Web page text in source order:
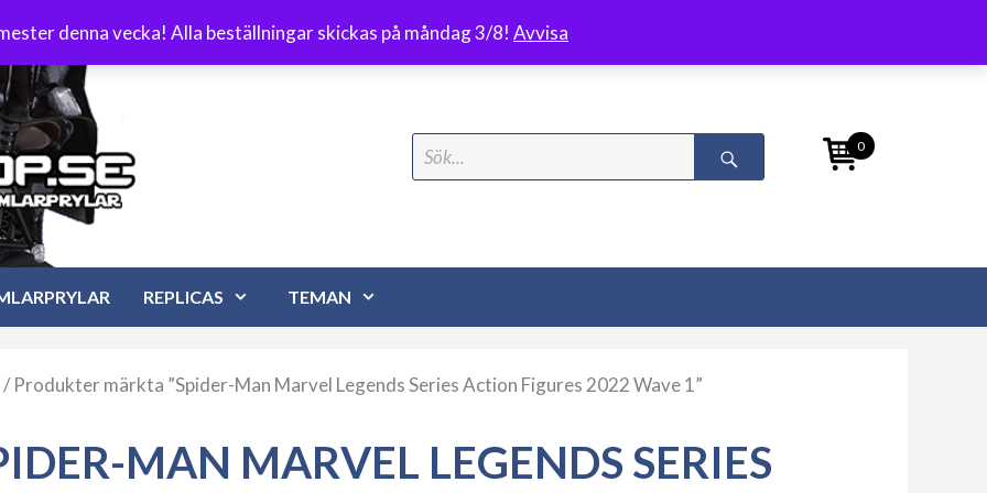
denna vecka! Alla beställningar skickas på måndag 3/8! Avvisa
Frakt 89 kr
Search
for:
0
REPLICAS TEMAN
/ Produkter märkta ”Spider-Man Marvel Legends Series Action Figures 2022 Wave 1”
MAN MARVEL LEGENDS SERIES